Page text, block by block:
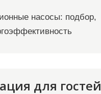
насосы: подбор,
для гостей